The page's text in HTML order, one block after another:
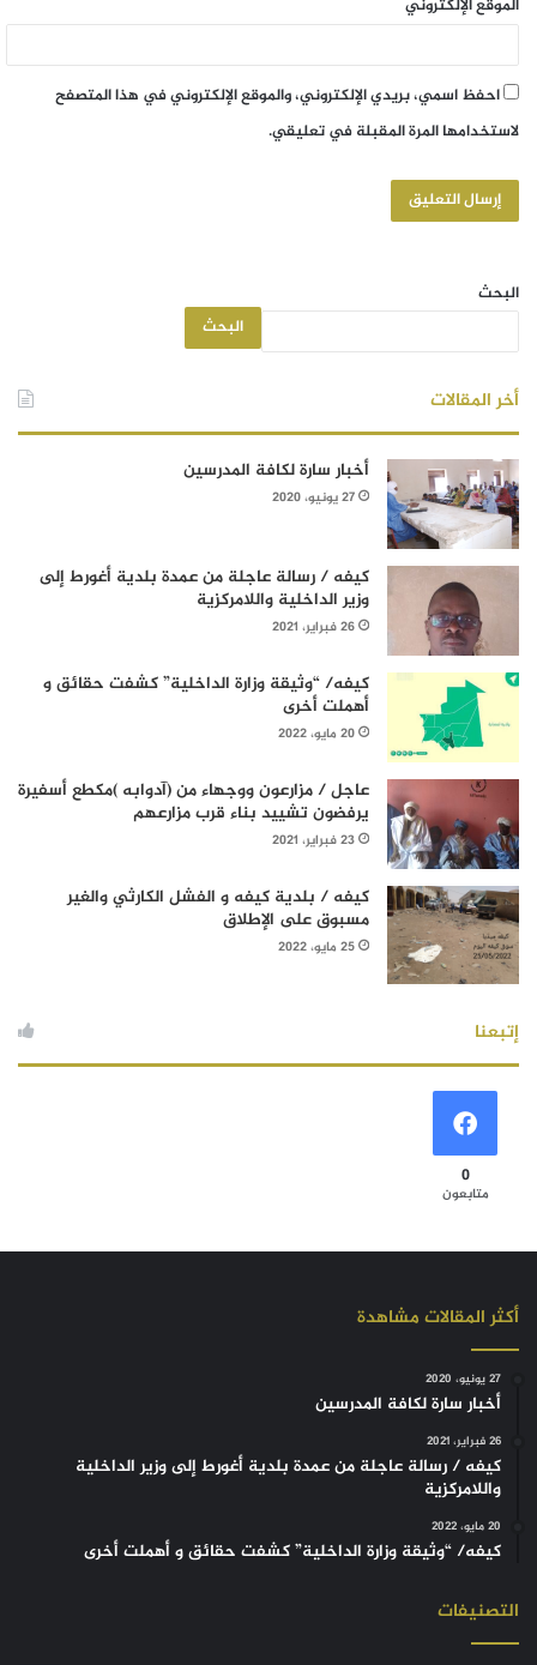
الموقع الإلكتروني
احفظ اسمي، بريدي الإلكتروني، والموقع الإلكتروني في هذا المتصفح
لاستخدامها المرة المقبلة في تعليقي.
البحث
البحث
أخر المقالات
أخبار سارة لكافة المدرسين
27 يونيو، 2020
كيفه / رسالة عاجلة من عمدة بلدية أغورط إلى
وزير الداخلية واللامركزية
26 فبراير، 2021
كيفه/ “وثيقة وزارة الداخلية” كشفت حقائق و
أهملت أخرى
20 مايو، 2022
عاجل / مزارعون ووجهاء من (آدوابه )مكطع أسفيرة
يرفضون تشييد بناء قرب مزارعهم
23 فبراير، 2021
كيفه / بلدية كيفه و الفشل الكارثي والغير
مسبوق على الإطلاق
25 مايو، 2022
إتبعنا
0
متابعون
أكثر المقالات مشاهدة
27 يونيو، 2020
أخبار سارة لكافة المدرسين
26 فبراير، 2021
كيفه / رسالة عاجلة من عمدة بلدية أغورط إلى وزير الداخلية
واللامركزية
20 مايو، 2022
كيفه/ “وثيقة وزارة الداخلية” كشفت حقائق و أهملت أخرى
التصنيفات